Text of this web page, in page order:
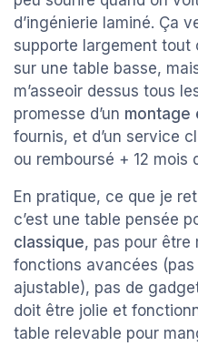
d’ingénierie laminé. Ça
supporte largement tout
sur une table basse,
m’asseoir dessus tous
promesse d’un montage
fournis, et d’un service
ou remboursé + 12 mois
En pratique, ce que je
c’est une table pensée
classique, pas pour être
fonctions avancées
ajustable), pas de
doit être jolie et
table relevable pour